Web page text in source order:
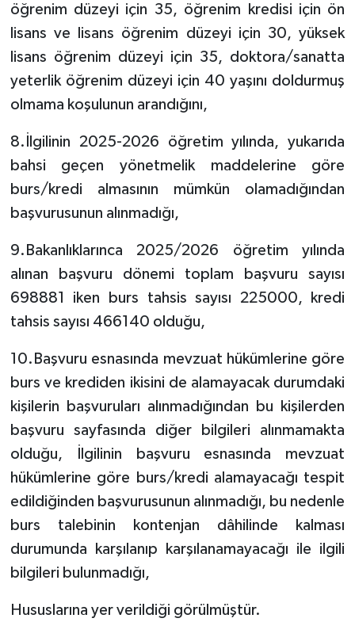
öğrenim düzeyi için 35, öğrenim kredisi için ön
lisans ve lisans öğrenim düzeyi için 30, yüksek
lisans öğrenim düzeyi için 35, doktora/sanatta
yeterlik öğrenim düzeyi için 40 yaşını doldurmuş
olmama koşulunun arandığını,
8.İlgilinin 2025-2026 öğretim yılında, yukarıda
bahsi geçen yönetmelik maddelerine göre
burs/kredi almasının mümkün olamadığından
başvurusunun alınmadığı,
9.Bakanlıklarınca 2025/2026 öğretim yılında
alınan başvuru dönemi toplam başvuru sayısı
698881 iken burs tahsis sayısı 225000, kredi
tahsis sayısı 466140 olduğu,
10.Başvuru esnasında mevzuat hükümlerine göre
burs ve krediden ikisini de alamayacak durumdaki
kişilerin başvuruları alınmadığından bu kişilerden
başvuru sayfasında diğer bilgileri alınmamakta
olduğu, İlgilinin başvuru esnasında mevzuat
hükümlerine göre burs/kredi alamayacağı tespit
edildiğinden başvurusunun alınmadığı, bu nedenle
burs talebinin kontenjan dâhilinde kalması
durumunda karşılanıp karşılanamayacağı ile ilgili
bilgileri bulunmadığı,
Hususlarına yer verildiği görülmüştür.